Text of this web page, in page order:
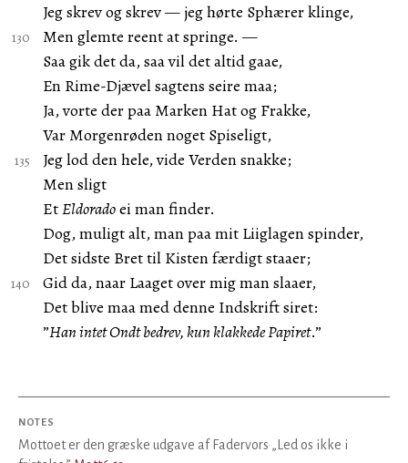
Jeg skrev og skrev — jeg hørte Sphærer klinge,
Men glemte reent at springe. —
Saa gik det da, saa vil det altid gaae,
En Rime-Djævel sagtens seire maa;
Ja, vorte der paa Marken Hat og Frakke,
Var Morgenrøden noget Spiseligt,
Jeg lod den hele, vide Verden snakke;
Men sligt
EtEldoradoei man finder.
Dog, muligt alt, man paa mit Liiglagen spinder,
Det sidste Bret til Kisten færdigt staaer;
Gid da, naar Laaget over mig man slaaer,
Det blive maa med denne Indskrift siret:
”Han intet Ondt bedrev, kun klakkede Papiret.”
NOTES
Mottoet er den græske udgave af Fadervors „Led os ikke i